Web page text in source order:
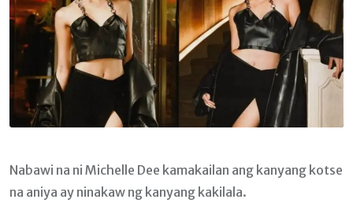
Nabawi na ni Michelle Dee kamakailan ang kanyang kotse
na aniya ay ninakaw ng kanyang kakilala.